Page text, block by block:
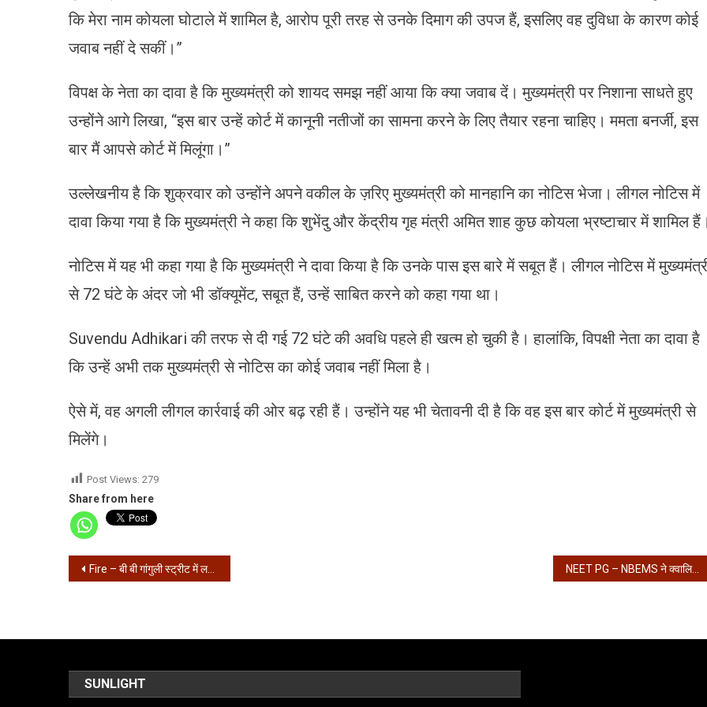
कि मेरा नाम कोयला घोटाले में शामिल है, आरोप पूरी तरह से उनके दिमाग की उपज हैं, इसलिए वह दुविधा के कारण कोई
जवाब नहीं दे सकीं।”
विपक्ष के नेता का दावा है कि मुख्यमंत्री को शायद समझ नहीं आया कि क्या जवाब दें। मुख्यमंत्री पर निशाना साधते हुए
उन्होंने आगे लिखा, “इस बार उन्हें कोर्ट में कानूनी नतीजों का सामना करने के लिए तैयार रहना चाहिए। ममता बनर्जी, इस
बार मैं आपसे कोर्ट में मिलूंगा।”
उल्लेखनीय है कि शुक्रवार को उन्होंने अपने वकील के ज़रिए मुख्यमंत्री को मानहानि का नोटिस भेजा। लीगल नोटिस में
दावा किया गया है कि मुख्यमंत्री ने कहा कि शुभेंदु और केंद्रीय गृह मंत्री अमित शाह कुछ कोयला भ्रष्टाचार में शामिल
नोटिस में यह भी कहा गया है कि मुख्यमंत्री ने दावा किया है कि उनके पास इस बारे में सबूत हैं। लीगल नोटिस में
से 72 घंटे के अंदर जो भी डॉक्यूमेंट, सबूत हैं, उन्हें साबित करने को कहा गया था।
Suvendu Adhikari की तरफ से दी गई 72 घंटे की अवधि पहले ही खत्म हो चुकी है। हालांकि, विपक्षी नेता का दावा है
कि उन्हें अभी तक मुख्यमंत्री से नोटिस का कोई जवाब नहीं मिला है।
ऐसे में, वह अगली लीगल कार्रवाई की ओर बढ़ रही हैं। उन्होंने यह भी चेतावनी दी है कि वह इस बार कोर्ट में मुख्यमंत्री से
मिलेंगे।
Post Views: 279
Share from here
Post
Fire – बी बी गांगुली स्ट्रीट में लगी भीषण आग, मौके पर 10 दमकल NEET PG – NBEMS ने क्वालिफाइंग कट-ऑफ में किया बड़ा बदलाव, अब माइनस 40 वाले भी…
SUNLIGHT